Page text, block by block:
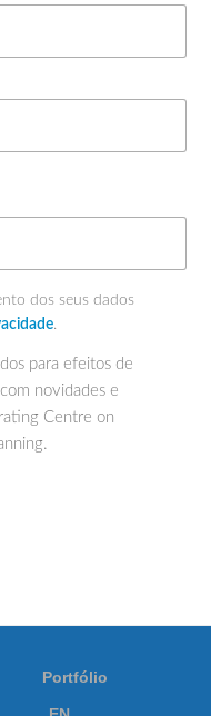
dos seus dados
.
para efeitos de
novidades e
Centre on
Portfólio